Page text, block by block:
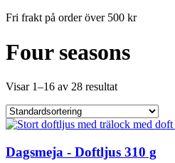
Fri frakt på order över 500 kr
Four seasons
Visar 1–16 av 28 resultat
Dagsmeja - Doftljus 310 g